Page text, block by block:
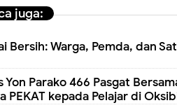
juga:
Bersih: Warga, Pemda, dan
Yon Parako 466 Pasgat
PEKAT kepada Pelajar di